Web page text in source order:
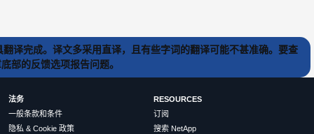
译完成。译文多采用直译，且有些字词的翻译可能不甚准确。要查
部的反馈选项报告问题。
法务
一般条款和条件
隐私 & Cookie 政策
RESOURCES
订阅
搜索 NetApp